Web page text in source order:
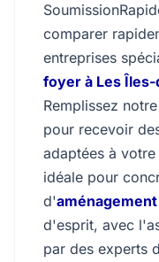
comparer
entreprises
foyer à Les
Remplissez
pour recevoir
adaptées à
idéale pour
d'
d'esprit, avec
par des experts